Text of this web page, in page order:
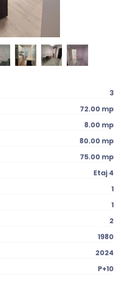
3
72.00 mp
8.00 mp
80.00 mp
75.00 mp
Etaj 4
1
1
2
1980
2024
P+10